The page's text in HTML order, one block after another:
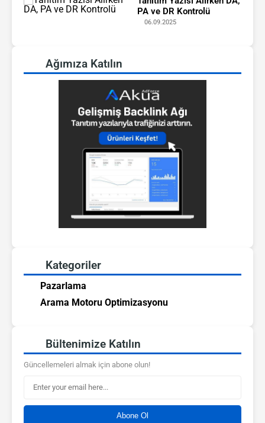
PA ve DR Kontrolü
06.09.2025
Ağımıza Katılın
Kategoriler
Pazarlama
Arama Motoru Optimizasyonu
Bültenimize Katılın
Güncellemeleri almak için abone olun!
Abone Ol